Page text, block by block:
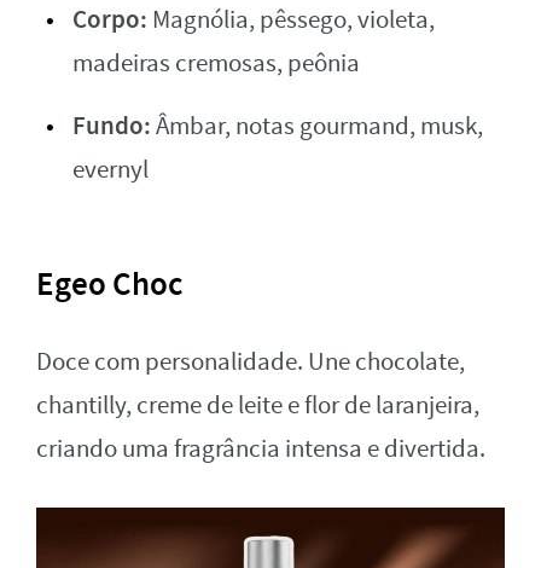
Corpo: Magnólia, pêssego, violeta,
madeiras cremosas, peônia
Fundo:Âmbar, notas gourmand, musk,
evernyl
Egeo Choc
Doce com personalidade. Une chocolate,
chantilly, creme de leite e flor de laranjeira,
criando uma fragrância intensa e divertida.